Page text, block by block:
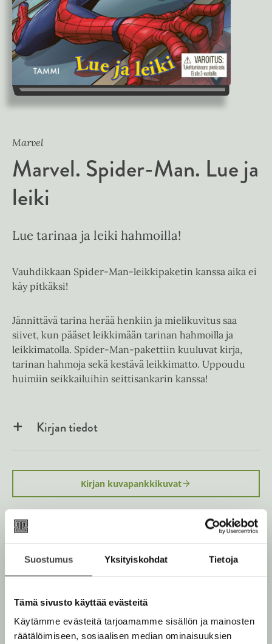
Suostumus Yksityiskohdat Tietoja
Tämä sivusto käyttää evästeitä
Käytämme evästeitä tarjoamamme sisällön ja mainosten
räätälöimiseen, sosiaalisen median ominaisuuksien
Marvel
Marvel. Spider-Man. Lue ja
leiki
Lue tarinaa ja leiki hahmoilla!
Vauhdikkaan Spider-Man-leikkipaketin kanssa aika ei
käy pitkäksi!
Jännittävä tarina herää henkiin ja mielikuvitus saa
siivet, kun pääset leikkimään tarinan hahmoilla ja
leikkimatolla. Spider-Man-pakettiin kuuluvat kirja,
tarinan hahmoja sekä kestävä leikkimatto. Uppoudu
huimiin seikkailuihin seittisankarin kanssa!
Kirjan tiedot
Kirjan kuvapankkikuvat
Marraskuu 2026